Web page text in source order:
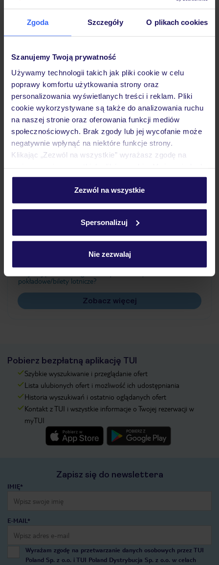
Zgoda Szczegóły O plikach cookies
Szanujemy Twoją prywatność
Używamy technologii takich jak pliki cookie w celu
poprawy komfortu użytkowania strony oraz
personalizowania wyświetlanych treści i reklam. Pliki
cookie wykorzystywane są także do analizowania ruchu
na naszej stronie oraz oferowania funkcji mediów
społecznościowych. Brak zgody lub jej wycofanie może
negatywnie wpłynąć na niektóre funkcje strony.
Klikając „Zezwól na wszystkie” wyrażasz zgodę na
personalizować swój wybór wchodząc w zakładkę
Szczegółowe informacje o plikach cookie znajdziesz
Zezwól na wszystkie
Spersonalizuj
Nie zezwalaj
Pokoje
Wyżywienie
Atrakcje
Ważne informacje
Często zadawane pytania
Jak zmienić uczestników/osobę zgłaszającą?
Czy w Hotelu będzie przedstawiciel TUI?
pokładowe/bilety lotnicze?
Zobacz więcej
Pobierz bezpłatną aplikację TUI
Szybkie wyszukiwanie i przeglądanie ofert
Lista ulubionych ofert i możliwość ich udostępniania
Historia wyszukiwań i ostatnio oglądanych ofert
Kontakt z TUI i wszystkie informacje o Twojej rezerwacji w
myTUI
Zapisz się do newslettera
IMIĘ*
E-MAIL*
Wyrażam zgodę na przetwarzanie danych osobowych przez TUI
Poland Sp. z o.o. i TUI Poland Dystrybucja Sp. z o.o. w celach